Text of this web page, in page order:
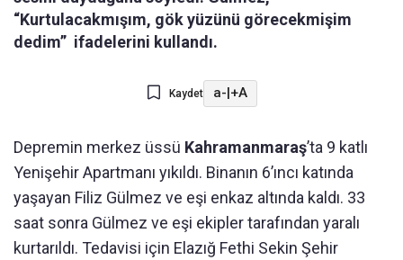
“Kurtulacakmışım, gök yüzünü görecekmişim
dedim” ifadelerini kullandı.
Kaydet a-|+A
Depremin merkez üssü Kahramanmaraş’ta 9 katlı
Yenişehir Apartmanı yıkıldı. Binanın 6’ıncı katında
yaşayan Filiz Gülmez ve eşi enkaz altında kaldı. 33
saat sonra Gülmez ve eşi ekipler tarafından yaralı
kurtarıldı. Tedavisi için Elazığ Fethi Sekin Şehir